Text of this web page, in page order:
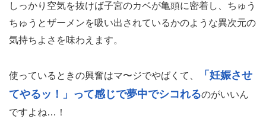
しっかり空気を抜けば子宮のカベが亀頭に密着し、ちゅう
ちゅうとザーメンを吸い出されているかのような異次元の
気持ちよさを味わえます。
使っているときの興奮はマ〜ジでやばくて、
「妊娠させ
てやるッ！」って感じで夢中でシコれるのがいいん
ですよね…！